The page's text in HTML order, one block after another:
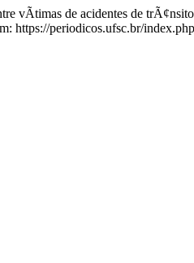
vÃ­timas de acidentes de
periodicos.ufsc.br/